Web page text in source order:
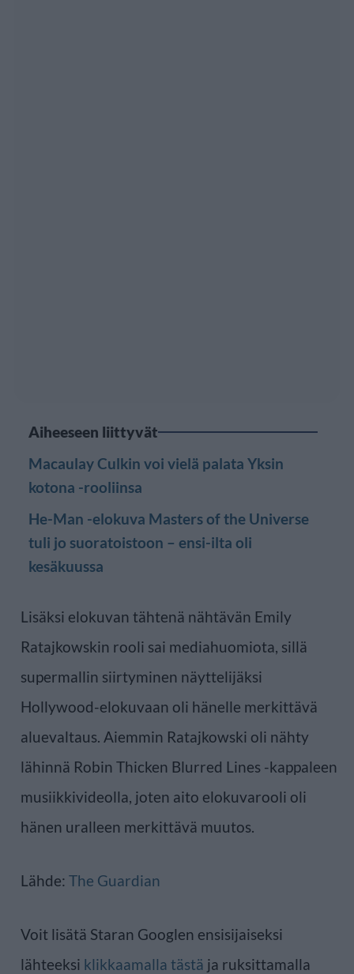
Aiheeseen liittyvät
Macaulay Culkin voi vielä palata Yksin
kotona -rooliinsa
He-Man -elokuva Masters of the Universe
tuli jo suoratoistoon – ensi-ilta oli
kesäkuussa
Lisäksi elokuvan tähtenä nähtävän Emily
Ratajkowskin rooli sai mediahuomiota, sillä
supermallin siirtyminen näyttelijäksi
Hollywood-elokuvaan oli hänelle merkittävä
aluevaltaus. Aiemmin Ratajkowski oli nähty
lähinnä Robin Thicken Blurred Lines -kappaleen
musiikkivideolla, joten aito elokuvarooli oli
hänen uralleen merkittävä muutos.
Lähde: The Guardian
Voit lisätä Staran Googlen ensisijaiseksi
lähteeksi klikkaamalla tästä ja ruksittamalla